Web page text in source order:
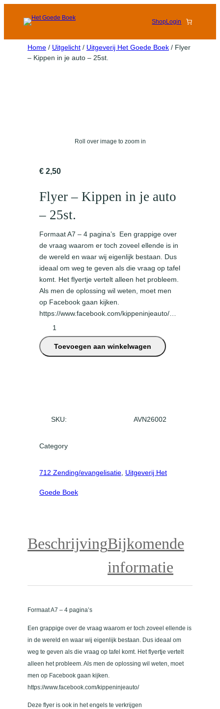
ShopLogin
Home / Uitgelicht / Uitgeverij Het Goede Boek / Flyer
– Kippen in je auto – 25st.
Roll over image to zoom in
€ 2,50
Flyer – Kippen in je auto
– 25st.
Formaat A7 – 4 pagina’s Een grappige over
de vraag waarom er toch zoveel ellende is in
de wereld en waar wij eigenlijk bestaan. Dus
ideaal om weg te geven als die vraag op tafel
komt. Het flyertje vertelt alleen het probleem.
Als men de oplossing wil weten, moet men
op Facebook gaan kijken.
https://www.facebook.com/kippeninjeauto/…
y
e
n
j
o
5
t
a
a
n
t
a
l
Toevoegen aan winkelwagen
SKU: AVN26002
Category
712 Zending/evangelisatie Uitgeverij Het
Goede Boek
BeschrijvingBijkomende
informatie
Formaat A7 – 4 pagina’s
Een grappige over de vraag waarom er toch zoveel ellende is
in de wereld en waar wij eigenlijk bestaan. Dus ideaal om
weg te geven als die vraag op tafel komt. Het flyertje vertelt
alleen het probleem. Als men de oplossing wil weten, moet
men op Facebook gaan kijken.
https://www.facebook.com/kippeninjeauto/
Deze flyer is ook in het engels te verkrijgen